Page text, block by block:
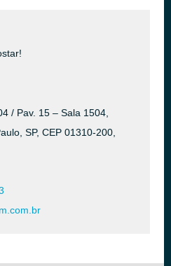
/ Pav. 15 – Sala 1504,
SP, CEP 01310-200,